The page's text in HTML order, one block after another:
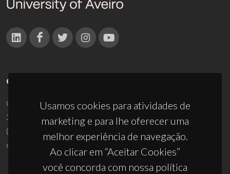
Usamos cookies para atividades de
marketing e para lhe oferecer uma
melhor experiência de navegação.
Ao clicar em “Aceitar Cookies”
você concorda com nossa política
CONTACTOS
Campus Universitário de Santiago
3810-193 Aveiro - Portugal
(+351) 234 370 200
ciceco@ua.pt